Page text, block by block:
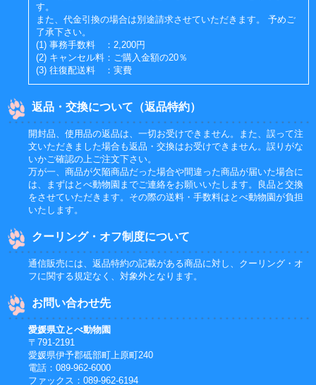
す。
また、代金引換の場合は別途請求させていただきます。 予めご
了承下さい。
(1) 事務手数料 ：2,200円
(2) キャンセル料：ご購入金額の20％
(3) 往復配送料 ：実費
返品・交換について（返品特約）
開封品、使用品の返品は、一切お受けできません。また、誤って注
文いただきました場合も返品・交換はお受けできません。誤りがな
いかご確認の上ご注文下さい。
万が一、商品が欠陥商品だった場合や間違った商品が届いた場合に
は、まずはとべ動物園までご連絡をお願いいたします。良品と交換
をさせていただきます。その際の送料・手数料はとべ動物園が負担
いたします。
クーリング・オフ制度について
通信販売には、返品特約の記載がある商品に対し、クーリング・オ
フに関する規定なく、対象外となります。
お問い合わせ先
愛媛県立とべ動物園
〒791-2191
愛媛県伊予郡砥部町上原町240
電話：089-962-6000
ファックス：089-962-6194